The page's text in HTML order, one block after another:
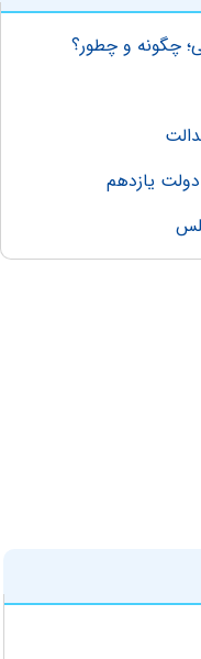
چگونه و چطور؟
یازدهم